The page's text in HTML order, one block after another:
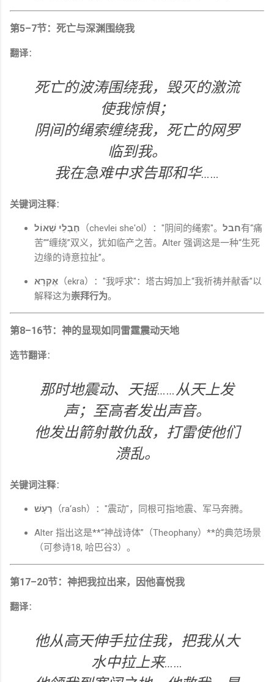
第5–7节：死亡与深渊围绕我
翻译：
死亡的波涛围绕我，毁灭的激流
使我惊惧；
阴间的绳索缠绕我，死亡的网罗
临到我。
我在急难中求告耶和华……
关键词注释：
חֶבְלֵי שְׁאוֹל （chevlei she'ol）："阴间的绳索"。 חבל有“痛
苦”“缠绕”双义，犹如临产之苦。Alter 强调这是一种“生死
边缘的诗意拉扯”。
אֶקְרָא （ekra）："我呼求"：塔古姆加上“我祈祷并献香”以
解释这为崇拜行为。
第8–16节：神的显现如同雷霆震动天地
选节翻译：
那时地震动、天摇……从天上发
声；至高者发出声音。
他发出箭射散仇敌，打雷使他们
溃乱。
关键词注释：
רָעָשׁ （ra‘ash）："震动"，同根可指地震、军马奔腾。
Alter 指出这是**“神战诗体”（Theophany）**的典范场景
（可参诗18, 哈巴谷3）。
第17–20节：神把我拉出来，因他喜悦我
翻译：
他从高天伸手拉住我，把我从大
水中拉上来……